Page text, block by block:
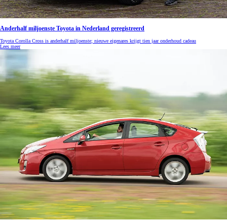
Anderhalf miljoenste Toyota in Nederland geregistreerd
Toyota Corolla Cross is anderhalf miljoenste; nieuwe eigenares krijgt tien jaar onderhoud cadeau
Lees meer